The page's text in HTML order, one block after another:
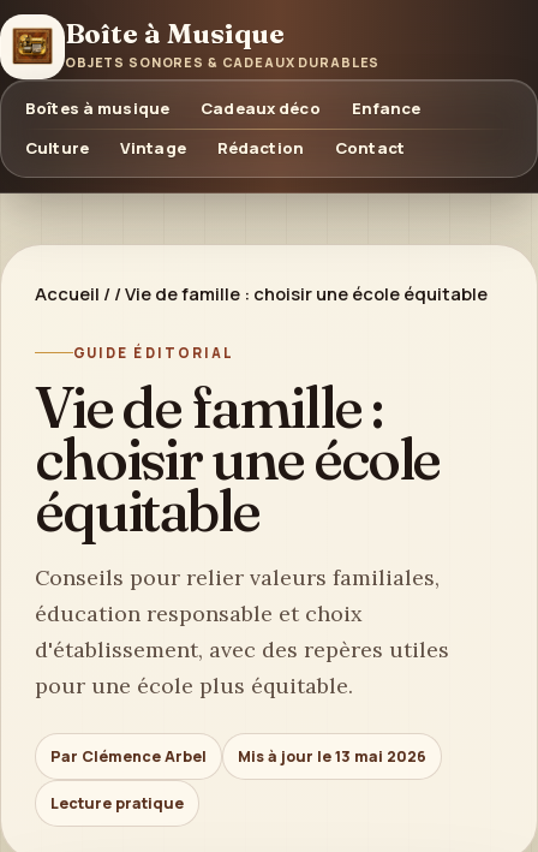
Boîte à Musique
OBJETS SONORES & CADEAUX DURABLES
Boîtes à musique Cadeaux déco
Enfance
Culture
Vintage Rédaction Contact
Accueil / /Vie de famille : choisir une école équitable
GUIDE ÉDITORIAL
Vie de famille :
choisir une école
équitable
Conseils pour relier valeurs familiales,
éducation responsable et choix
d'établissement, avec des repères utiles
pour une école plus équitable.
Par Clémence Arbel Mis à jour le 13 mai 2026
Lecture pratique